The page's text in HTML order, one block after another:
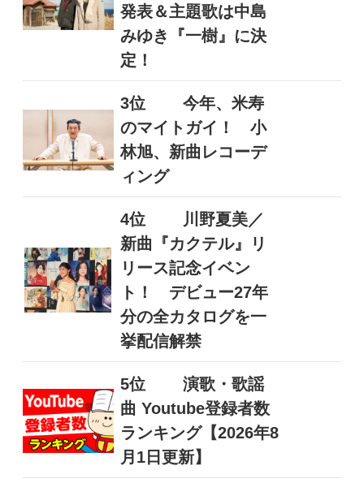
発表＆主題歌は中島
みゆき『一樹』に決
定！
3位
今年、米寿
のマイトガイ！ 小
林旭、新曲レコーデ
ィング
4位
川野夏美／
新曲『カクテル』リ
リース記念イベン
ト！ デビュー27年
分の全カタログを一
挙配信解禁
5位
演歌・歌謡
曲 Youtube登録者数
ランキング【2026年8
月1日更新】